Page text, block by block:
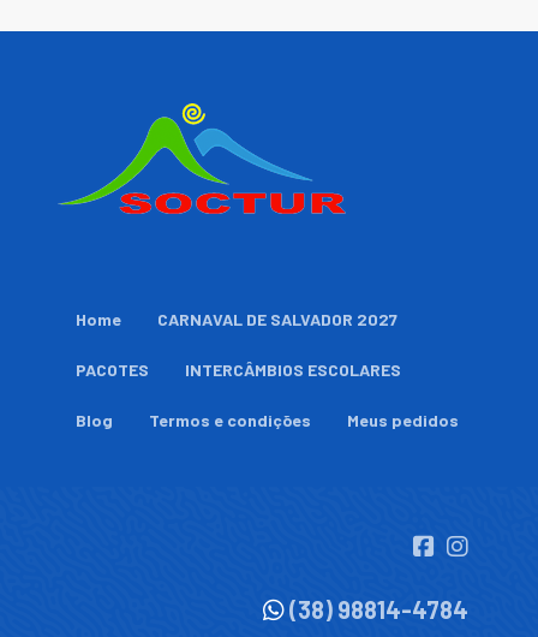
Home CARNAVAL DE SALVADOR 2027
PACOTES INTERCÂMBIOS ESCOLARES
Blog Termos e condições Meus pedidos
(38) 98814-4784